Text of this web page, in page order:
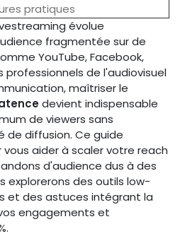
pratiques
évolue
fragmentée sur de
YouTube, Facebook,
professionnels de l'audiovisuel
maîtriser le
devient indispensable
de viewers sans
diffusion. Ce guide
aider à scaler votre reach
d'audience dus à des
explorerons des outils low-
et des astuces intégrant la
engagements et